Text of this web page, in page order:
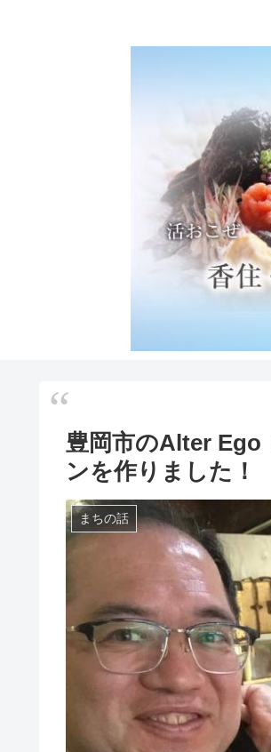
豊岡市のAlter Ego
ンを作りました！
まちの話